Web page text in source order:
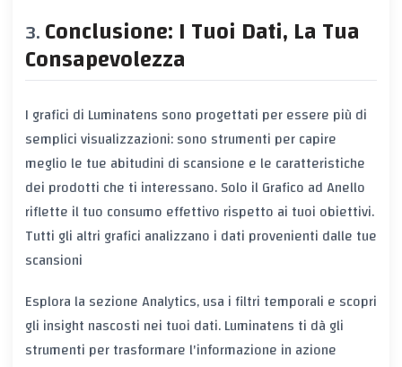
Conclusione: I Tuoi Dati, La Tua
Consapevolezza
I grafici di Luminatens sono progettati per essere più di
semplici visualizzazioni: sono strumenti per capire
meglio le tue abitudini di scansione e le caratteristiche
dei prodotti che ti interessano. Solo il Grafico ad Anello
riflette il tuo consumo effettivo rispetto ai tuoi obiettivi.
Tutti gli altri grafici analizzano i dati provenienti dalle tue
scansioni
Esplora la sezione Analytics, usa i filtri temporali e scopri
gli insight nascosti nei tuoi dati. Luminatens ti dà gli
strumenti per trasformare l'informazione in azione